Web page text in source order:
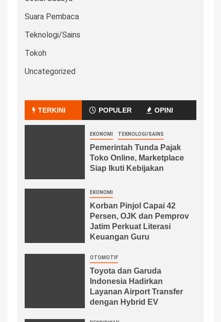
Suara Pembaca
Teknologi/Sains
Tokoh
Uncategorized
TERKINI POPULER OPINI
EKONOMI TEKNOLOGI/SAINS
Pemerintah Tunda Pajak
Toko Online, Marketplace
Siap Ikuti Kebijakan
EKONOMI
Korban Pinjol Capai 42
Persen, OJK dan Pemprov
Jatim Perkuat Literasi
Keuangan Guru
OTOMOTIF
Toyota dan Garuda
Indonesia Hadirkan
Layanan Airport Transfer
dengan Hybrid EV